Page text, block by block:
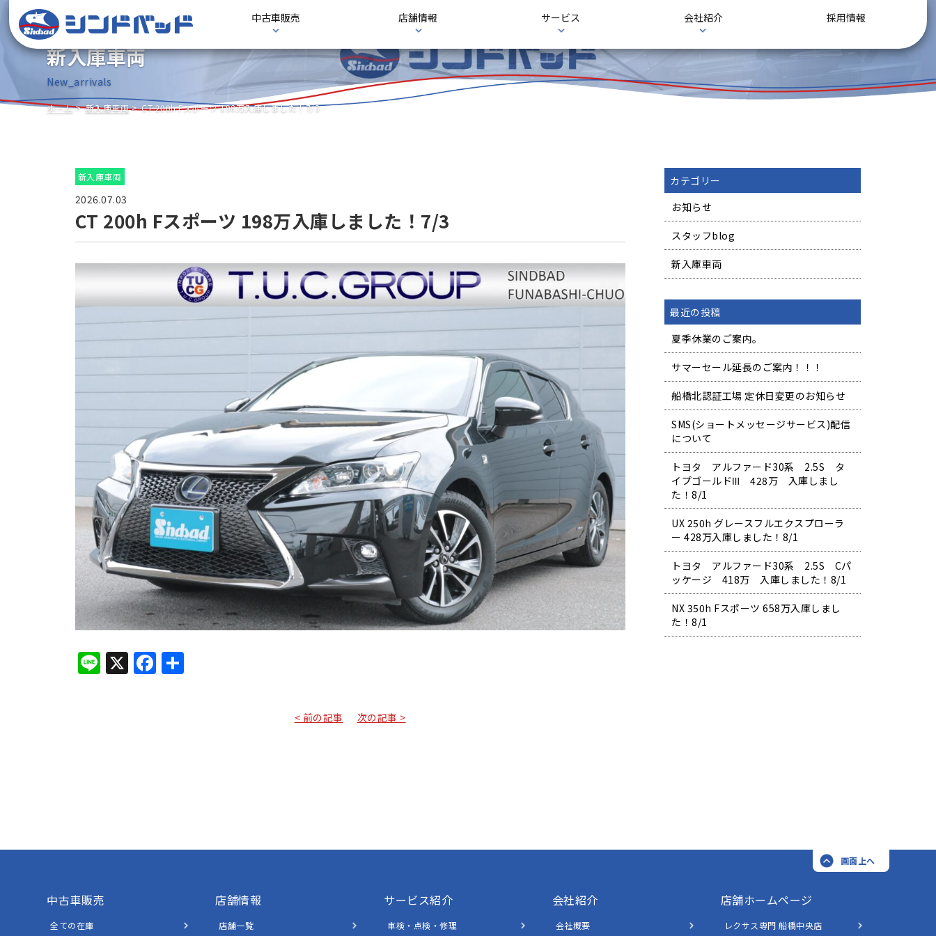
中古車販売 店舗情報 サービス 会社紹介 採用情報
新入庫車両
New_arrivals
ホーム 新入庫車両 CT 200h Fスポーツ 198万入庫しました！7/3
新入庫車両
2026.07.03
CT 200h Fスポーツ 198万入庫しました！7/3
Line
X Facebook
共
< 前の記事 次の記事 >
カテゴリー
お知らせ
スタッフblog
新入庫車両
最近の投稿
夏季休業のご案内。
サマーセール延長のご案内！！！
船橋北認証工場 定休日変更のお知らせ
SMS(ショートメッセージサービス)配信
について
トヨタ アルファード30系 2.5S タ
イプゴールドⅢ 428万 入庫しまし
た！8/1
UX 250h グレースフルエクスプローラ
ー 428万入庫しました！8/1
トヨタ アルファード30系 2.5S Cパ
ッケージ 418万 入庫しました！8/1
NX 350h Fスポーツ 658万入庫しまし
た！8/1
画面上へ
中古車販売
全ての在庫
店舗情報
店舗一覧
サービス紹介
車検・点検・修理
会社紹介
会社概要
店舗ホームページ
レクサス専門 船橋中央店